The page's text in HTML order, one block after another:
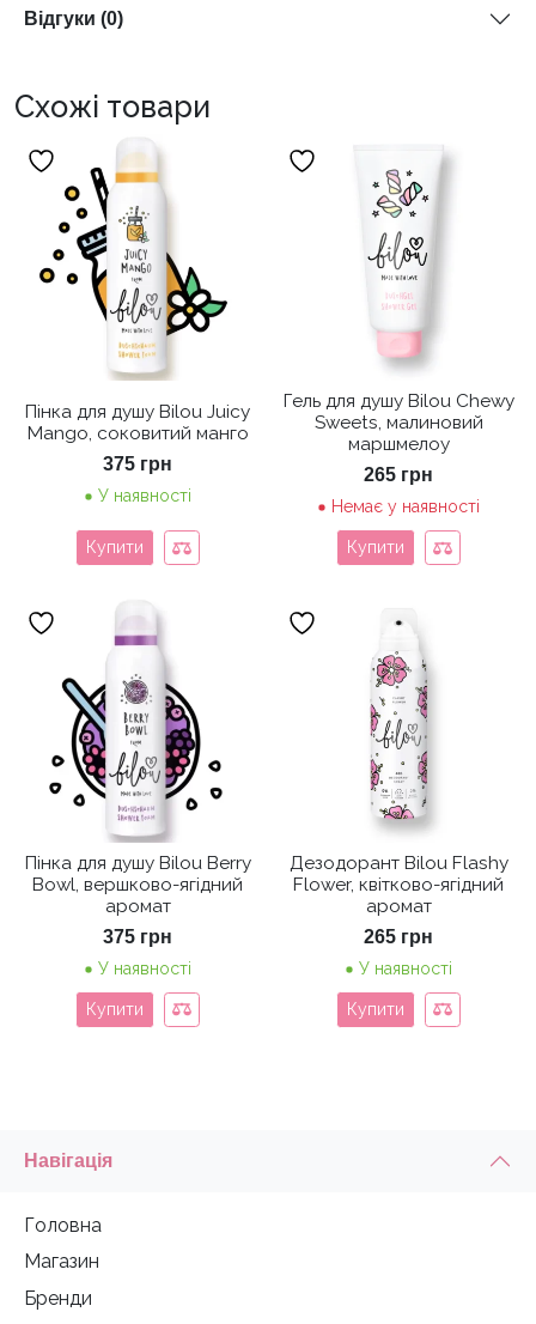
Відгуки (0)
Схожі товари
Пінка для душу Bilou Juicy
Mango, соковитий манго
375 грн
У наявності
Купити
Гель для душу Bilou Chewy
Sweets, малиновий
маршмелоу
265 грн
Немає у наявності
Купити
Пінка для душу Bilou Berry
Bowl, вершково-ягідний
аромат
375 грн
У наявності
Купити
Дезодорант Bilou Flashy
Flower, квітково-ягідний
аромат
265 грн
У наявності
Купити
Навігація
Головна
Магазин
Бренди